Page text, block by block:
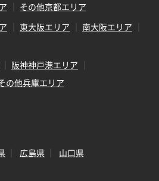
その他京都エリア
東大阪エリア
南大阪エリア
阪神神戸港エリア
の他兵庫エリア
広島県 山口県